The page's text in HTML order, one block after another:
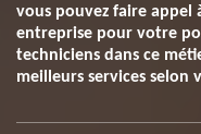
vous pouvez faire appel
entreprise pour votre
techniciens dans ce
meilleurs services selon